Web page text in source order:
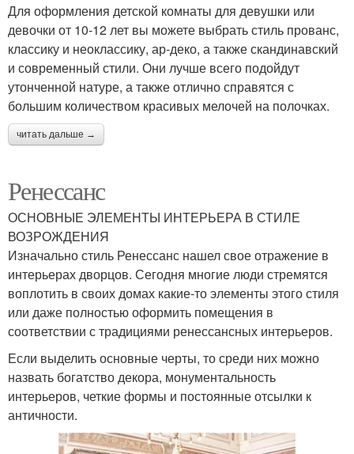
Для оформления детской комнаты для девушки или
девочки от 10-12 лет вы можете выбрать стиль прованс,
классику и неоклассику, ар-деко, а также скандинавский
и современный стили. Они лучше всего подойдут
утонченной натуре, а также отлично справятся с
большим количеством красивых мелочей на полочках.
читать дальше →
Ренессанс
ОСНОВНЫЕ ЭЛЕМЕНТЫ ИНТЕРЬЕРА В СТИЛЕ
ВОЗРОЖДЕНИЯ
Изначально стиль Ренессанс нашел свое отражение в
интерьерах дворцов. Сегодня многие люди стремятся
воплотить в своих домах какие-то элементы этого стиля
или даже полностью оформить помещения в
соответствии с традициями ренессансных интерьеров.
Если выделить основные черты, то среди них можно
назвать богатство декора, монументальность
интерьеров, четкие формы и постоянные отсылки к
античности.